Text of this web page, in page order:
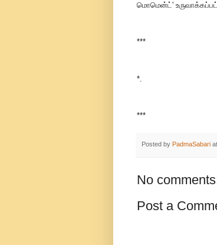
மொமென்ட்'
***
*.
***
Posted by PadmaSabari at
No
Post a